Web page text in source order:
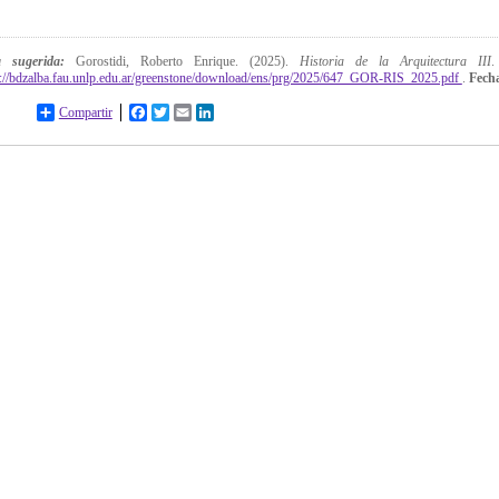
sugerida: Gorostidi, Roberto Enrique. (2025). Historia de la Arquitectura III.
bdzalba.fau.unlp.edu.ar/greenstone/download/ens/prg/2025/647_GOR-RIS_2025.pdf .
Compartir FacebookTwitterEmail